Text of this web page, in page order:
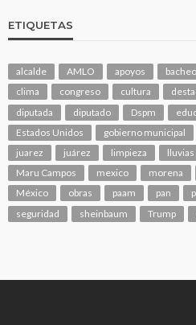
ETIQUETAS
alcalde AMLO apoyos bacheo
clima
congreso cultura
diputada
diputado Dspm
Estados Unidos
gobierno municipal
juarez
juárez limpieza lluvias
Maru Campos
mexico morena
México
obras paam pan
seguridad
sheinbaum Trump